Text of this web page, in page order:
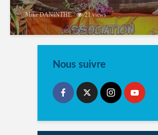
Mike DANINTHE 21 views
Nous suivre